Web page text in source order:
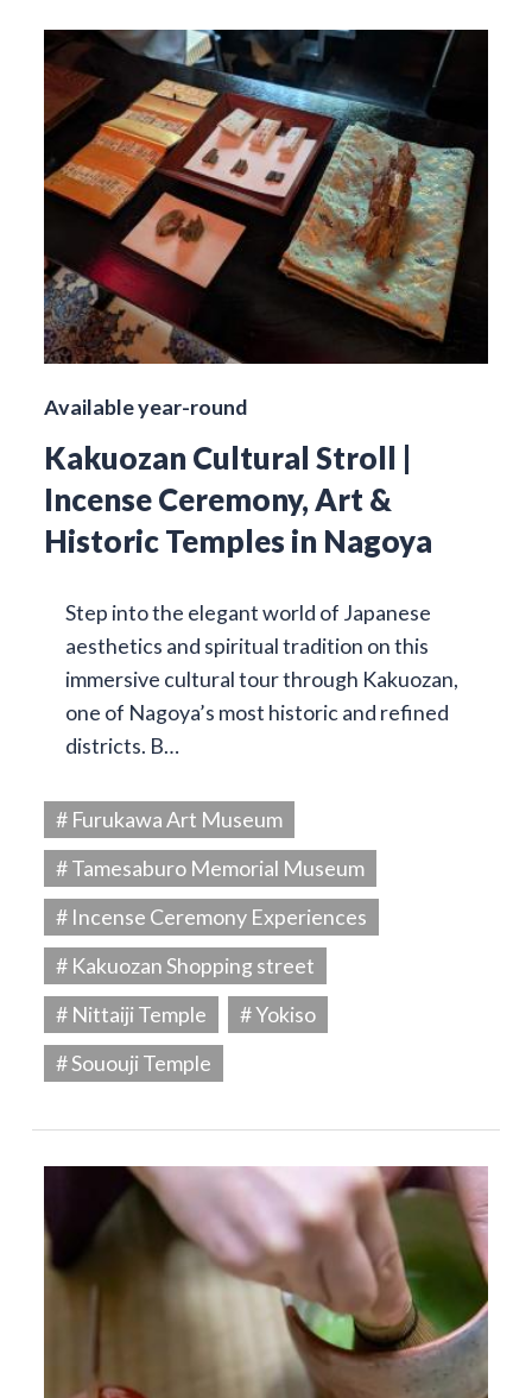
Available year-round
Kakuozan Cultural Stroll |
Incense Ceremony, Art &
Historic Temples in Nagoya
Step into the elegant world of Japanese
aesthetics and spiritual tradition on this
immersive cultural tour through Kakuozan,
one of Nagoya’s most historic and refined
districts. B…
# Furukawa Art Museum
# Tamesaburo Memorial Museum
# Incense Ceremony Experiences
# Kakuozan Shopping street
# Nittaiji Temple
# Yokiso
# Sououji Temple